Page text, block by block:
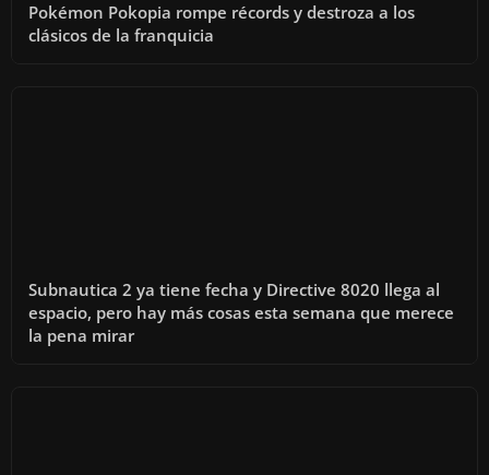
Pokémon Pokopia rompe récords y destroza a los
clásicos de la franquicia
Subnautica 2 ya tiene fecha y Directive 8020 llega al
espacio, pero hay más cosas esta semana que merece
la pena mirar